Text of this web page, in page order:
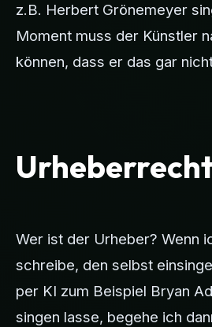
z.B. Herbert Grönemeyer
Moment muss der Künstler
können, dass er das gar
Wer ist der Urheber? Wenn
schreibe, den selbst
per KI zum Beispiel Bryan
singen lasse, begehe ich